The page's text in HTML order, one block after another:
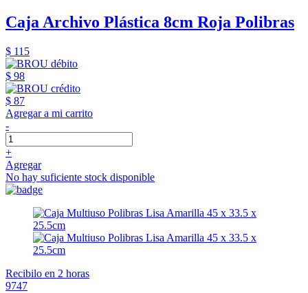
Caja Archivo Plástica 8cm Roja Polibras
$ 115
$ 98
$ 87
Agregar a mi carrito
-
+
Agregar
No hay suficiente stock disponible
Recibilo en 2 horas
9747